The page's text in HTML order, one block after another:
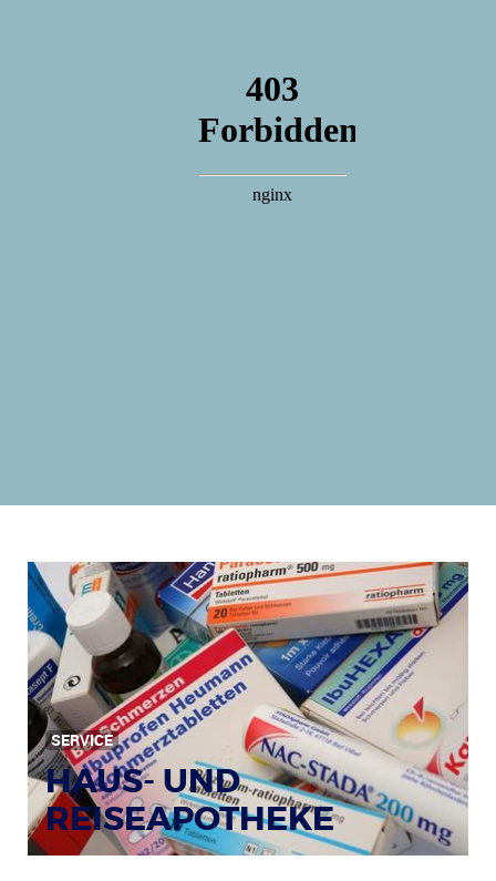
SERVICE
HAUS- UND
REISEAPOTHEKE